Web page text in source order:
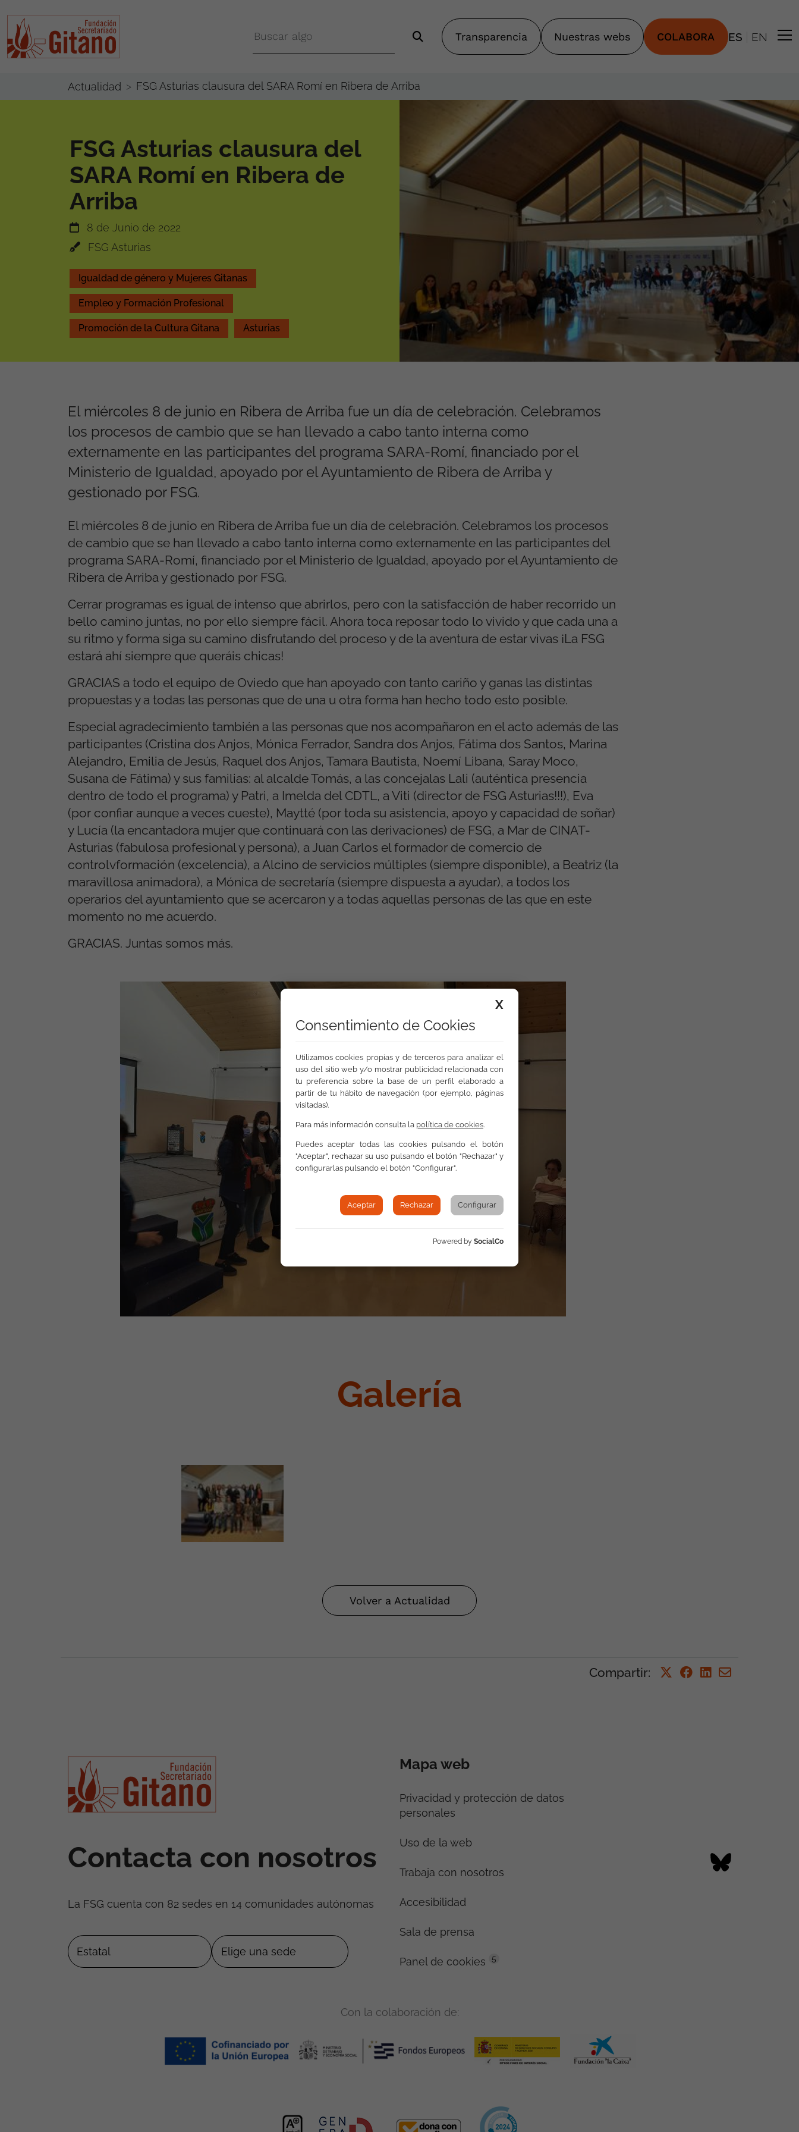
Transparencia Nuestras webs COLABORA ES EN
Actualidad FSG Asturias clausura del SARA Romí en Ribera de Arriba
FSG Asturias clausura del
SARA Romí en Ribera de
Arriba
8 de Junio de 2022
FSG Asturias
Igualdad de género y Mujeres Gitanas
Empleo y Formación Profesional
Promoción de la Cultura Gitana Asturias
El miércoles 8 de junio en Ribera de Arriba fue un día de celebración. Celebramos
los procesos de cambio que se han llevado a cabo tanto interna como
externamente en las participantes del programa SARA-Romí, financiado por el
Ministerio de Igualdad, apoyado por el Ayuntamiento de Ribera de Arriba y
gestionado por FSG.
El miércoles 8 de junio en Ribera de Arriba fue un día de celebración. Celebramos los procesos
de cambio que se han llevado a cabo tanto interna como externamente en las participantes del
programa SARA-Romí, financiado por el Ministerio de Igualdad, apoyado por el Ayuntamiento de
Ribera de Arriba y gestionado por FSG.
Cerrar programas es igual de intenso que abrirlos, pero con la satisfacción de haber recorrido un
bello camino juntas, no por ello siempre fácil. Ahora toca reposar todo lo vivido y que cada una a
su ritmo y forma siga su camino disfrutando del proceso y de la aventura de estar vivas ¡La FSG
estará ahí siempre que queráis chicas!
GRACIAS a todo el equipo de Oviedo que han apoyado con tanto cariño y ganas las distintas
propuestas y a todas las personas que de una u otra forma han hecho todo esto posible.
Especial agradecimiento también a las personas que nos acompañaron en el acto además de las
participantes (Cristina dos Anjos, Mónica Ferrador, Sandra dos Anjos, Fátima dos Santos, Marina
Alejandro, Emilia de Jesús, Raquel dos Anjos, Tamara Bautista, Noemí Libana, Saray Moco,
Susana de Fátima) y sus familias: al alcalde Tomás, a las concejalas Lali (auténtica presencia
dentro de todo el programa) y Patri, a Imelda del CDTL, a Viti (director de FSG Asturias!!!), Eva
(por confiar aunque a veces cueste), Maytté (por toda su asistencia, apoyo y capacidad de soñar)
y Lucía (la encantadora mujer que continuará con las derivaciones) de FSG, a Mar de CINAT-
Asturias (fabulosa profesional y persona), a Juan Carlos el formador de comercio de
controlvformación (excelencia), a Alcino de servicios múltiples (siempre disponible), a Beatriz (la
maravillosa animadora), a Mónica de secretaría (siempre dispuesta a ayudar), a todos los
operarios del ayuntamiento que se acercaron y a todas aquellas personas de las que en este
momento no me acuerdo.
GRACIAS. Juntas somos más.
Galería
Volver a Actualidad
Compartir:
Contacta con nosotros
La FSG cuenta con 82 sedes en 14 comunidades autónomas
Mapa web
Privacidad y protección de datos
personales
Uso de la web
Trabaja con nosotros
Accesibilidad
Sala de prensa
Panel de cookies 5
Con la colaboración de:
X
Consentimiento de Cookies
Utilizamos cookies propias y de terceros para analizar el
uso del sitio web y/o mostrar publicidad relacionada con
tu preferencia sobre la base de un perfil elaborado a
partir de tu hábito de navegación (por ejemplo, páginas
visitadas).
Para más información consulta la política de cookies.
Puedes aceptar todas las cookies pulsando el botón
"Aceptar", rechazar su uso pulsando el botón "Rechazar" y
configurarlas pulsando el botón "Configurar".
Aceptar Rechazar Configurar
Powered by SocialCo